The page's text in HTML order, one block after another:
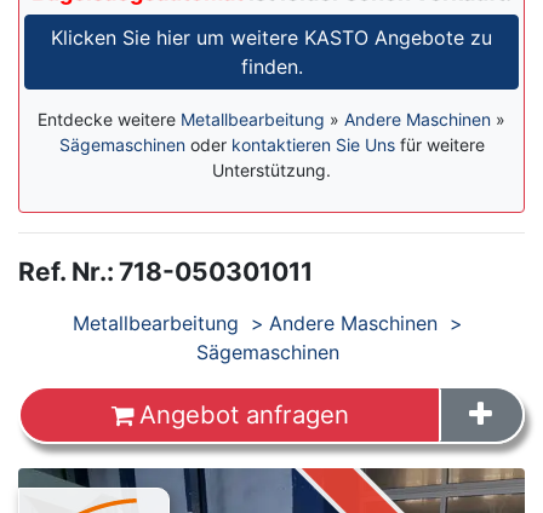
Klicken Sie hier um weitere KASTO Angebote zu
finden.
Entdecke weitere Metallbearbeitung » Andere Maschinen »
Sägemaschinenoder kontaktieren Sie Unsfür weitere
Unterstützung.
Ref. Nr.: 718-050301011
ProdukteMetallbearbeitung
Andere Maschinen
Sägemaschinen
Angebot anfragen
Images